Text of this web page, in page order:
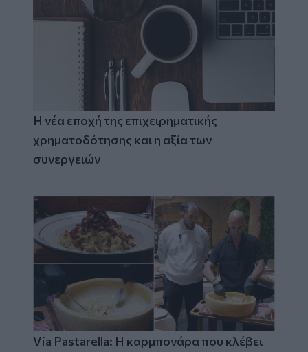
Η νέα εποχή της επιχειρηματικής
χρηματοδότησης και η αξία των
συνεργειών
Via Pastarella: Η καρμπονάρα που κλέβει